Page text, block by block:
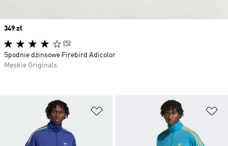
Dodaj do listy życzeń
Price
349 zł
(5)
Spodnie dżinsowe Firebird Adicolor
Męskie Originals